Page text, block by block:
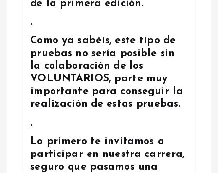
de la primera edición.
.
Como ya sabéis, este tipo de
pruebas no sería posible sin
la colaboración de los
VOLUNTARIOS, parte muy
importante para conseguir la
realización de estas pruebas.
.
Lo primero te invitamos a
participar en nuestra carrera,
seguro que pasamos una